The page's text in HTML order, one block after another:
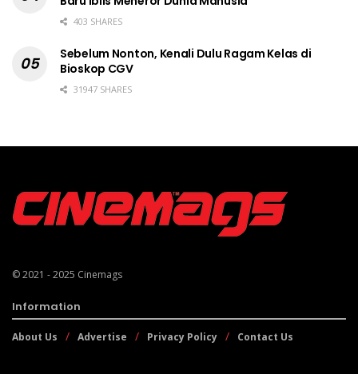
403 SHARES
Sebelum Nonton, Kenali Dulu Ragam Kelas di
Bioskop CGV
31947 SHARES
© 2021 - 2025 Cinemags
Information
About Us Advertise Privacy Policy Contact Us